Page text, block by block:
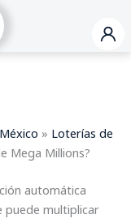
» Loterías de
Mega Millions?
automática
puede multiplicar